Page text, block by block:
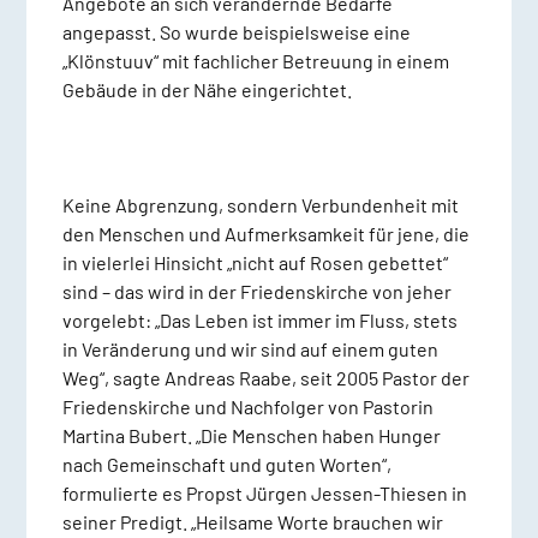
angepasst. So wurde beispielsweise eine
„Klönstuuv“ mit fachlicher Betreuung in einem
Gebäude in der Nähe eingerichtet.
Keine Abgrenzung, sondern Verbundenheit mit
den Menschen und Aufmerksamkeit für jene, die
in vielerlei Hinsicht „nicht auf Rosen gebettet“
sind – das wird in der Friedenskirche von jeher
vorgelebt: „Das Leben ist immer im Fluss, stets
in Veränderung und wir sind auf einem guten
Weg“, sagte Andreas Raabe, seit 2005 Pastor der
Friedenskirche und Nachfolger von Pastorin
Martina Bubert. „Die Menschen haben Hunger
nach Gemeinschaft und guten Worten“,
formulierte es Propst Jürgen Jessen-Thiesen in
seiner Predigt. „Heilsame Worte brauchen wir